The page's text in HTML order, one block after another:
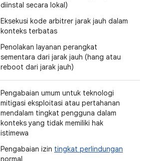
diinstal secara lokal)
Eksekusi kode arbitrer jarak jauh dalam
konteks terbatas
Penolakan layanan perangkat
sementara dari jarak jauh (hang atau
reboot dari jarak jauh)
Pengabaian umum untuk teknologi
mitigasi eksploitasi atau pertahanan
mendalam tingkat pengguna dalam
konteks yang tidak memiliki hak
istimewa
Pengabaian izin tingkat perlindungan
normal